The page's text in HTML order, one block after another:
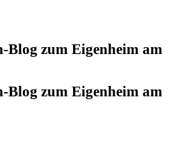
Blog zum Eigenheim am
Blog zum Eigenheim am